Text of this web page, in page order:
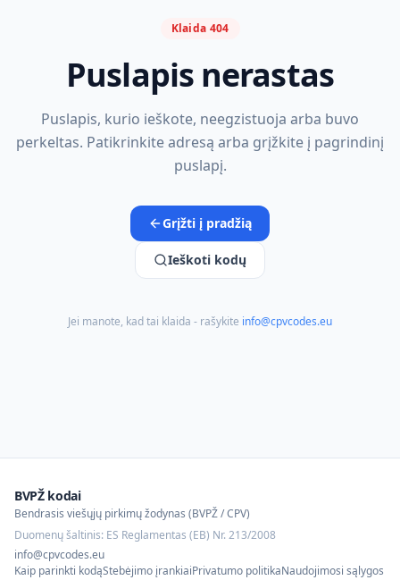
Klaida 404
Puslapis nerastas
Puslapis, kurio ieškote, neegzistuoja arba buvo
perkeltas. Patikrinkite adresą arba grįžkite į pagrindinį
puslapį.
Grįžti į pradžią
Ieškoti kodų
Jei manote, kad tai klaida - rašykite info@cpvcodes.eu
BVPŽ kodai
Bendrasis viešųjų pirkimų žodynas (BVPŽ / CPV)
Duomenų šaltinis: ES Reglamentas (EB) Nr. 213/2008
info@cpvcodes.eu
Kaip parinkti kodąStebėjimo įrankiaiPrivatumo politikaNaudojimosi sąlygos